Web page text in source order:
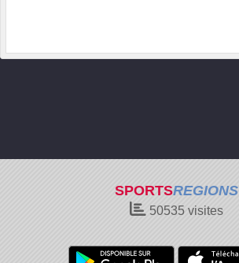
SPORTSREGIONS
50535visites